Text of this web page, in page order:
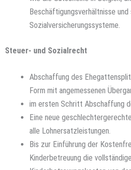
Beschäftigungsverhältnisse
Sozialversicherungssysteme.
Steuer- und Sozialrecht
Abschaffung des
Form mit angemessenen
im ersten Schritt Abschaffung
Eine neue
alle Lohnersatzleistungen.
Bis zur Einführung der
Kinderbetreuung die